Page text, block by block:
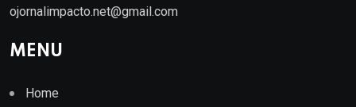
ojornalimpacto.net@gmail.com
MENU
Home